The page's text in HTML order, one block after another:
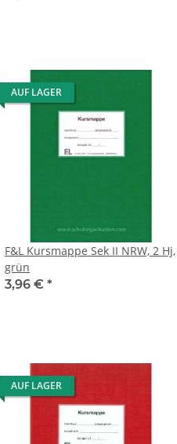
AUF LAGER
F&L Kursmappe Sek II NRW, 2 Hj,
grün
3,96 € *
AUF LAGER